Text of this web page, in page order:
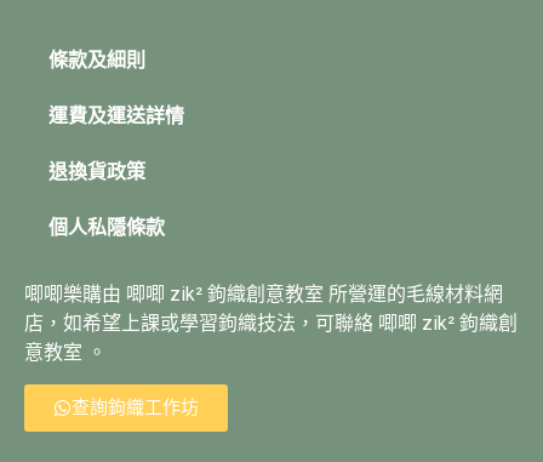
條款及細則
運費及運送詳情
退換貨政策
個人私隱條款
唧唧樂購由 唧唧 zik² 鉤織創意教室 所營運的毛線材料網
店，如希望上課或學習鉤織技法，可聯絡 唧唧 zik² 鉤織創
意教室 。
查詢鉤織工作坊